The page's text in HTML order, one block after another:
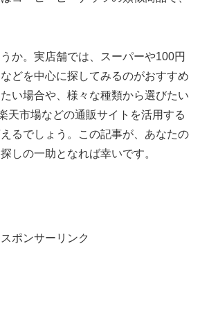
か。実店舗では、スーパーや100円
どを中心に探してみるのがおすすめ
い場合や、様々な種類から選びたい
天市場などの通販サイトを活用する
るでしょう。この記事が、あなたの
しの一助となれば幸いです。
スポンサーリンク